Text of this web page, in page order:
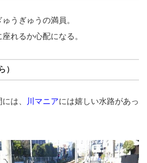
うぎゅうの満員。
れるか心配になる。
）
は、 川マニアには嬉しい水路があっ